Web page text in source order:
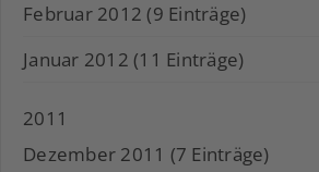
Februar 2012 (9 Einträge)
Januar 2012 (11 Einträge)
2011
Dezember 2011 (7 Einträge)